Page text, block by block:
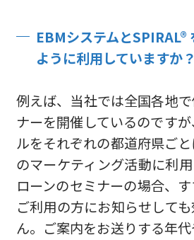
EBMシステムとSPIRAL®
ように利用していますか？
例えば、当社では全国各地
ナーを開催しているのです
ルをそれぞれの都道府県ご
のマーケティング活動に利
ローンのセミナーの場合、
ご利用の方にお知らせして
ん。ご案内をお送りする年